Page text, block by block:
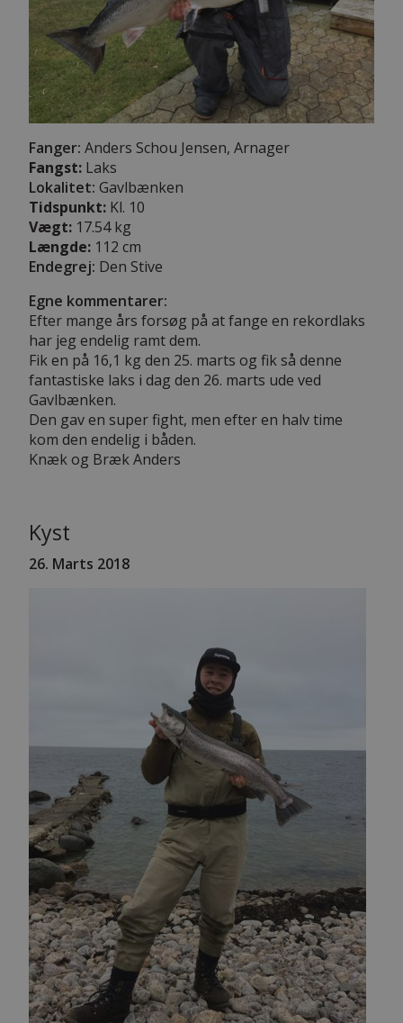
Fanger: Anders Schou Jensen, Arnager
Fangst: Laks
Lokalitet: Gavlbænken
Tidspunkt: Kl. 10
Vægt: 17.54 kg
Længde: 112 cm
Endegrej: Den Stive
Egne kommentarer:
Efter mange års forsøg på at fange en rekordlaks
har jeg endelig ramt dem.
Fik en på 16,1 kg den 25. marts og fik så denne
fantastiske laks i dag den 26. marts ude ved
Gavlbænken.
Den gav en super fight, men efter en halv time
kom den endelig i båden.
Knæk og Bræk Anders
Kyst
26. Marts 2018